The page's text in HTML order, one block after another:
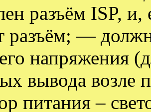
разъём ISP,
разъём; —
напряжения
вывода
питания –